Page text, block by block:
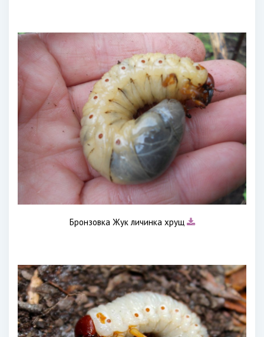
Бронзовка Жук личинка хрущ